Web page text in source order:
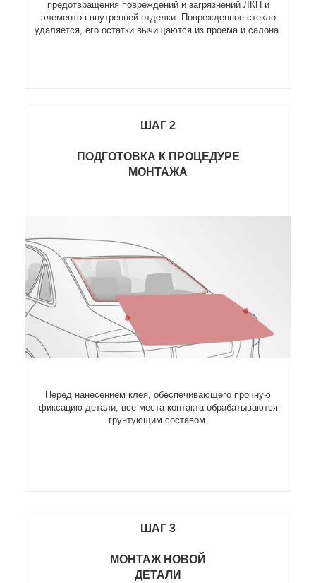
предотвращения повреждений и загрязнений ЛКП и
элементов внутренней отделки. Поврежденное стекло
удаляется, его остатки вычищаются из проема и салона.
ШАГ 2
ПОДГОТОВКА К ПРОЦЕДУРЕ
МОНТАЖА
Перед нанесением клея, обеспечивающего прочную
фиксацию детали, все места контакта обрабатываются
грунтующим составом.
ШАГ 3
МОНТАЖ НОВОЙ
ДЕТАЛИ